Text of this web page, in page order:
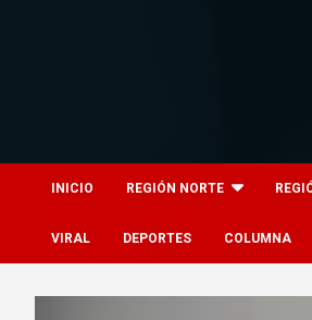
INICIO REGIÓN NORTE
VIRAL DEPORTES COLUMNA